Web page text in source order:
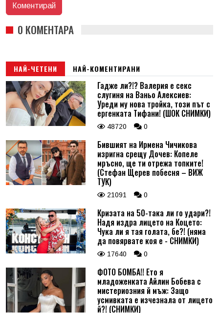
0 КОМЕНТАРА
НАЙ-ЧЕТЕНИ НАЙ-КОМЕНТИРАНИ
Гадже ли?!? Валерия е секс
слугиня на Ваньо Алексиев:
Уреди му нова тройка, този път с
ергенката Тифани! (ШОК СНИМКИ)
48720 0
Бившият на Ирмена Чичикова
изригна срещу Дочев: Копеле
мръсно, ще ти отрежа топките!
(Стефан Щерев побесня – ВИЖ
ТУК)
21091 0
Кризата на 50-така ли го удари?!
Надя издра лицето на Коцето:
Чука ли я тая голата, бе?! (няма
да повярвате коя е - СНИМКИ)
17640 0
ФОТО БОМБА!! Ето я
младоженката Айлин Бобева с
мистериозния й мъж: Защо
усмивката е изчезнала от лицето
й?! (СНИМКИ)